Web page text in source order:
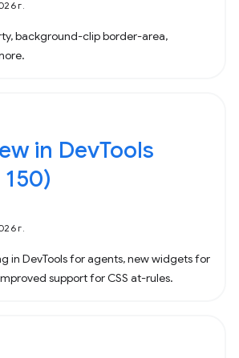
г.
background-clip border-area,
in DevTools
г.
in DevTools for agents, new widgets for
support for CSS at-rules.